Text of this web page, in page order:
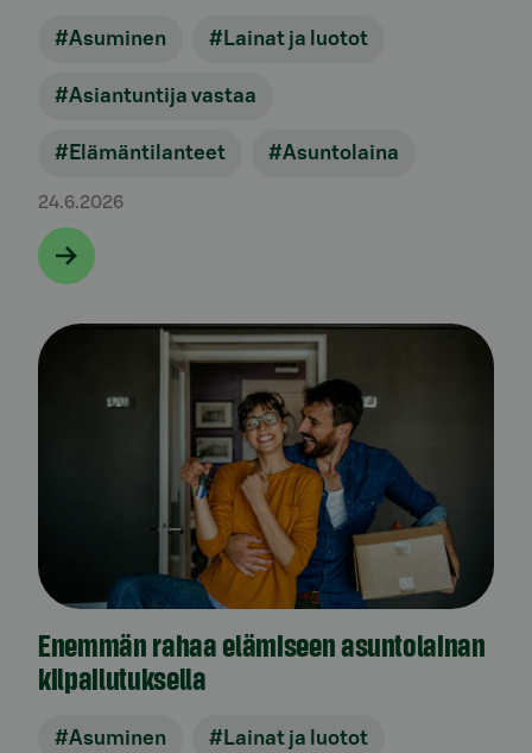
#Asuminen #Lainat ja luotot
#Asiantuntija vastaa
#Elämäntilanteet #Asuntolaina
24.6.2026
Enemmän rahaa elämiseen asuntolainan
kilpailutuksella
#Asuminen #Lainat ja luotot